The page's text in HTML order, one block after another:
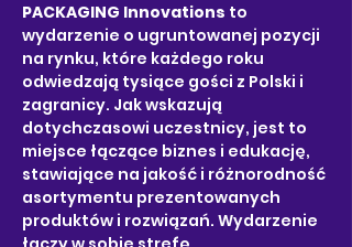
PACKAGING Innovations to
wydarzenie o ugruntowanej pozycji
na rynku, które każdego roku
odwiedzają tysiące gości z Polski i
zagranicy. Jak wskazują
dotychczasowi uczestnicy, jest to
miejsce łączące biznes i edukację,
stawiające na jakość i różnorodność
asortymentu prezentowanych
produktów i rozwiązań. Wydarzenie